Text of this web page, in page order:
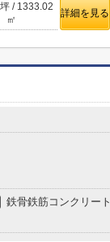
/ 1333.02
㎡
詳細を見る
鉄骨鉄筋コンクリート